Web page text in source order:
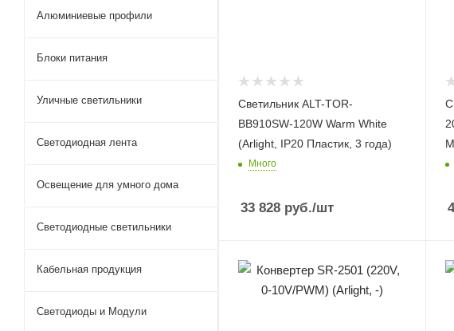
Светильник ALT-TOR-
BB910SW-120W Warm White
(Arlight, IP20 Пластик, 3 года)
Много
33 828 руб./шт
Алюминиевые профили
Блоки питания
Уличные светильники
Светодиодная лента
Освещение для умного дома
Светодиодные светильники
Кабельная продукция
Светодиоды и Модули